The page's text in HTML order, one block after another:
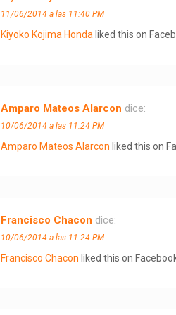
11/06/2014 a las 11:40 PM
Kiyoko Kojima Honda liked this on
Amparo Mateos Alarcon dice:
10/06/2014 a las 11:24 PM
Amparo Mateos Alarcon liked this on
Francisco Chacon dice:
10/06/2014 a las 11:24 PM
Francisco Chacon liked this on